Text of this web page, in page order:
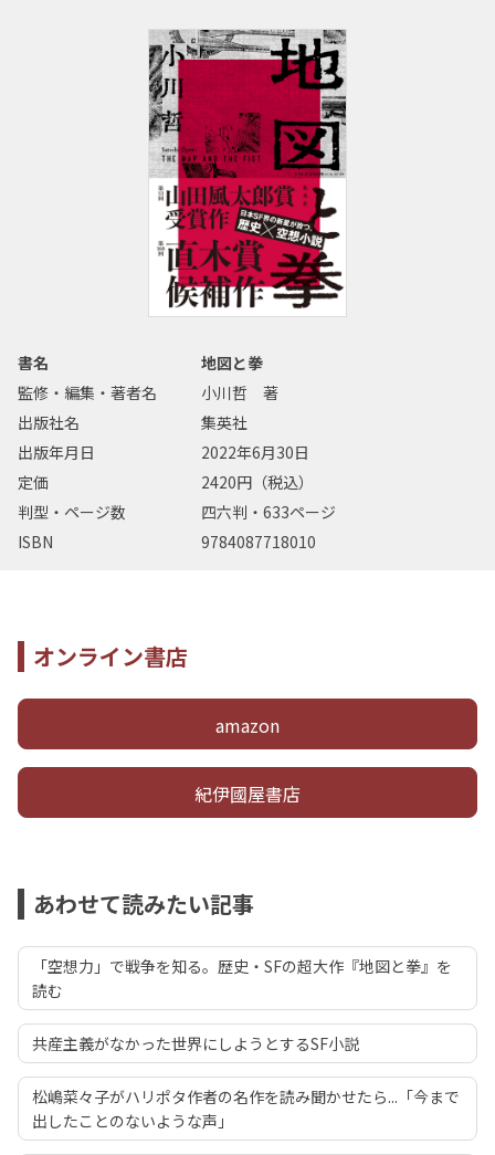
書名
地図と拳
監修・編集・著者名
小川哲 著
出版社名
集英社
出版年月日
2022年6月30日
定価
2420円（税込）
判型・ページ数
四六判・633ページ
ISBN
9784087718010
オンライン書店
amazon
紀伊國屋書店
あわせて読みたい記事
「空想力」で戦争を知る。歴史・SFの超大作『地図と拳』を
読む
共産主義がなかった世界にしようとするSF小説
松嶋菜々子がハリポタ作者の名作を読み聞かせたら...「今まで
出したことのないような声」